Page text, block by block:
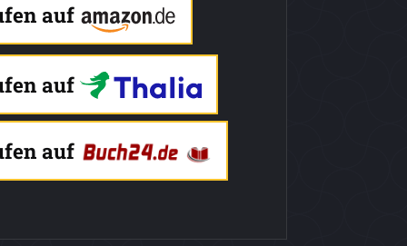
auf
auf
auf